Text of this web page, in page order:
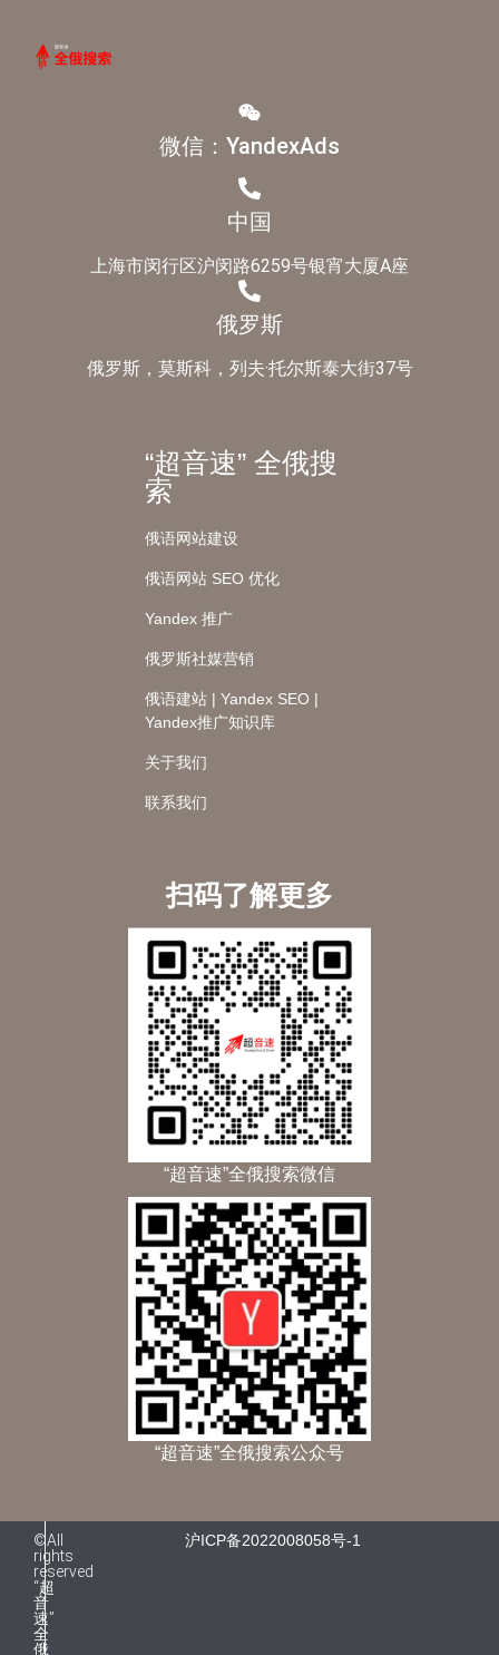
微信：YandexAds
中国
上海市闵行区沪闵路6259号银宵大厦A座
俄罗斯
俄罗斯，莫斯科，列夫·托尔斯泰大街37号
“超音速” 全俄搜
索
俄语网站建设
俄语网站 SEO 优化
Yandex 推广
俄罗斯社媒营销
俄语建站 | Yandex SEO |
Yandex推广知识库
关于我们
联系我们
扫码了解更多
“超音速”全俄搜索微信
“超音速”全俄搜索公众号
©All
rights
reserved
“超
音
速”
全
俄
沪ICP备2022008058号-1